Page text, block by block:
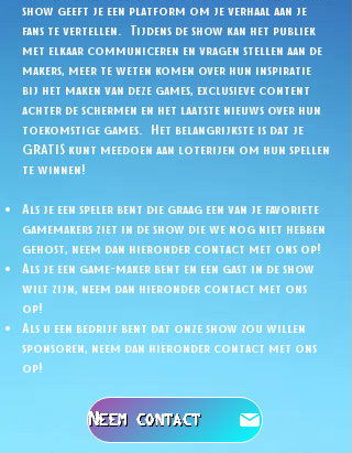
show geeft je een platform om je verhaal aan je
fans te vertellen.
Tijdens de show kan het publiek
met elkaar communiceren en vragen stellen aan de
makers, meer te weten komen over hun inspiratie
bij het maken van deze games, exclusieve content
achter de schermen en het laatste nieuws over hun
toekomstige games.
Het belangrijkste is dat je
GRATIS kunt meedoen aan loterijen om hun spellen
te winnen!
Als je een speler bent die graag een van je favoriete
gamemakers ziet in de show die we nog niet hebben
gehost, neem dan hieronder contact met ons op!
Als je een game-maker bent en een gast in de show
wilt zijn, neem dan hieronder contact met ons
op!
Als u een bedrijf bent dat onze show zou willen
sponsoren, neem dan hieronder contact met ons
op!
Neem contact met ons op